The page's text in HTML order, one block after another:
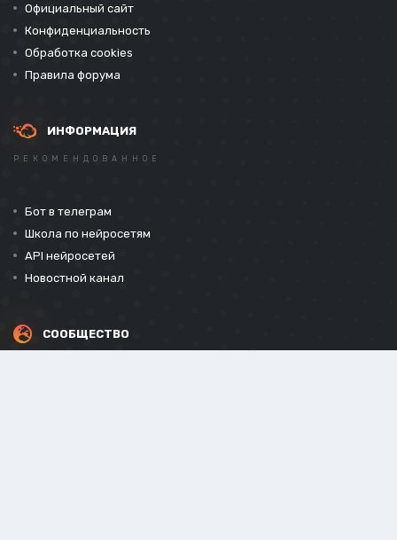
Официальный сайт
Конфиденциальность
Обработка cookies
Правила форума
ИНФОРМАЦИЯ
РЕКОМЕНДОВАННОЕ
Бот в телеграм
Школа по нейросетям
API нейросетей
Новостной канал
СООБЩЕСТВО